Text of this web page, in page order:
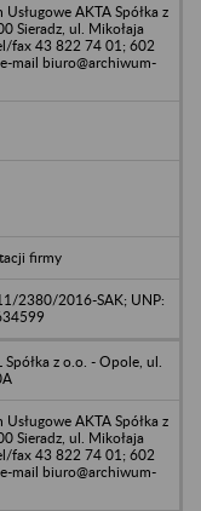
AKTA Spółka z
Sieradz, ul. Mikołaja
fax 43 822 74 01; 602
mail biuro@archiwum-
firmy
2380/2016-SAK; UNP:
Spółka z o.o. - Opole, ul.
AKTA Spółka z
Sieradz, ul. Mikołaja
fax 43 822 74 01; 602
mail biuro@archiwum-